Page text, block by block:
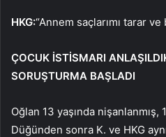
HKG:“Annem saçlarımı tarar
ÇOCUK İSTİSMARI
SORUŞTURMA BAŞLADI
Oğlan 13 yaşında nişanlanmış,
Düğünden sonra K. ve HKG